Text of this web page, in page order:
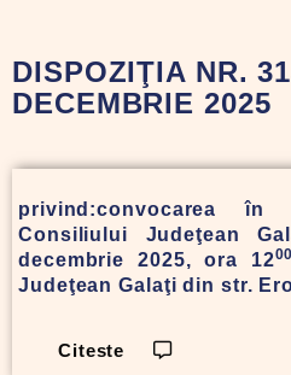
DISPOZIŢIA NR.
DECEMBRIE 2025
privind:convocarea
Consiliului Judeţean
decembrie 2025, ora 1200
Judeţean Galaţi din str.
Citeste